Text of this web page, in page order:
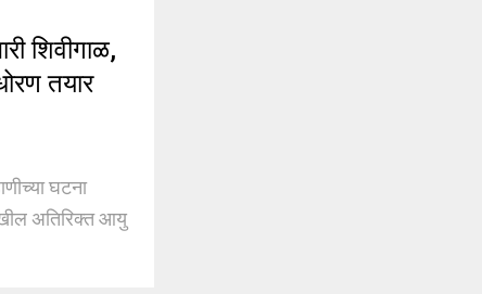
शिवीगाळ,
तयार
घटना
अतिरिक्त आयु